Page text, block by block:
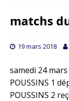
matchs
19 mars 2018
samedi 24 mars
POUSSINS 1
POUSSINS 2